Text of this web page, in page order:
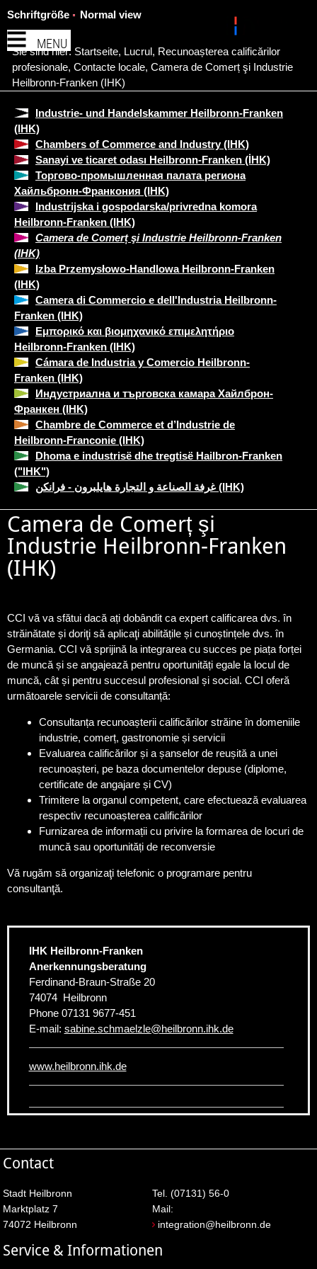
MENU
Schriftgröße Normal view
Sie sind hier: Startseite, Lucrul, Recunoașterea calificărilor
profesionale, Contacte locale, Camera de Comerț şi Industrie
Heilbronn-Franken (IHK)
Industrie- und Handelskammer Heilbronn-Franken
(IHK)
Chambers of Commerce and Industry (IHK)
Sanayi ve ticaret odası Heilbronn-Franken (İHK)
Торгово-промышленная палата региона
Хайльбронн-Франкония (IHK)
Industrijska i gospodarska/privredna komora
Heilbronn-Franken (IHK)
Camera de Comerț şi Industrie Heilbronn-Franken
(IHK)
Izba Przemysłowo-Handlowa Heilbronn-Franken
(IHK)
Camera di Commercio e dell'Industria Heilbronn-
Franken (IHK)
Εμπορικό και βιομηχανικό επιμελητήριο
Heilbronn-Franken (IHK)
Cámara de Industria y Comercio Heilbronn-
Franken (IHK)
Индустриална и търговска камара Хайлброн-
Франкен (IHK)
Chambre de Commerce et d’Industrie de
Heilbronn-Franconie (IHK)
Dhoma e industrisë dhe tregtisë Hailbron-Franken
("IHK")
غرفة الصناعة و التجارة هايلبرون - فرانكن (IHK)
Camera de Comerț şi
Industrie Heilbronn-Franken
(IHK)
CCI vă va sfătui dacă ați dobândit ca expert calificarea dvs. în
străinătate și doriţi să aplicaţi abilitățile și cunoștințele dvs. în
Germania. CCI vă sprijină la integrarea cu succes pe piața forței
de muncă și se angajează pentru oportunități egale la locul de
muncă, cât și pentru succesul profesional și social. CCI oferă
următoarele servicii de consultanță:
Consultanța recunoașterii calificărilor străine în domeniile
industrie, comerț, gastronomie și servicii
Evaluarea calificărilor și a șanselor de reușită a unei
recunoașteri, pe baza documentelor depuse (diplome,
certificate de angajare și CV)
Trimitere la organul competent, care efectuează evaluarea
respectiv recunoașterea calificărilor
Furnizarea de informații cu privire la formarea de locuri de
muncă sau oportunități de reconversie
Vă rugăm să organizaţi telefonic o programare pentru
consultanţă.
IHK Heilbronn-Franken
Anerkennungsberatung
Ferdinand-Braun-Straße 20
74074 Heilbronn
Phone 07131 9677-451
E-mail: sabine.schmaelzle@heilbronn.ihk.de
www.heilbronn.ihk.de
Contact
Stadt Heilbronn
Marktplatz 7
74072 Heilbronn
Tel. (07131) 56-0
Mail:
integration@heilbronn.de
Service & Informationen